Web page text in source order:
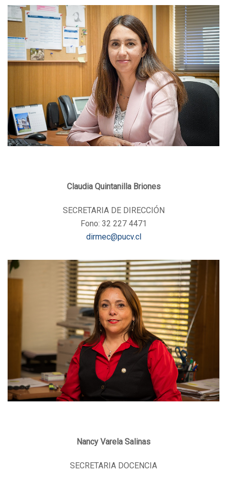
Claudia Quintanilla Briones
SECRETARIA DE DIRECCIÓN
Fono: 32 227 4471
dirmec@pucv.cl
Nancy Varela Salinas
SECRETARIA DOCENCIA